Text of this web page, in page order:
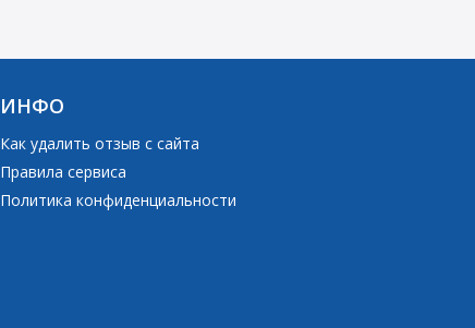
ИНФО
Как удалить отзыв с сайта
Правила сервиса
Политика конфиденциальности